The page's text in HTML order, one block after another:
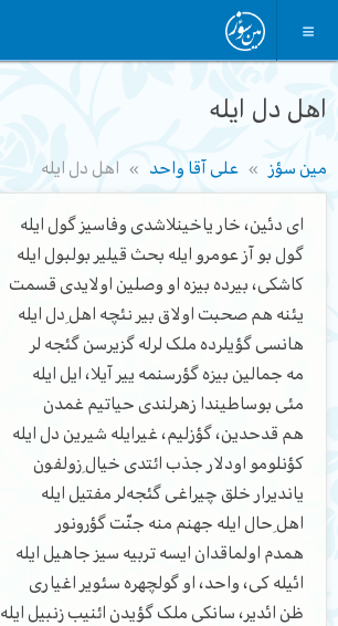
اهل دل ایله
مین سؤز علی آقا واحد اهل دل ایله
ای دئین، خار یاخینلاشدی وفاسیز گول ایله
گول بو آز عومرو ایله بحث قیلیر بولبول ایله
کاشکی، بیرده بیزه او وصلین اولایدی قسمت
یئنه هم صحبت اولاق بیر نئچه اهلِ دل ایله
هانسی گؤیلرده ملک لرله گزیرسن گئجه لر
مه جمالین بیزه گؤرسنمه ییر آیلا، ایل ایله
مئی بوساطیندا زهرلندی حیاتیم غمدن
هم قدحدین، گؤزلیم، غیرایله شیرین دل ایله
کؤنلومو اودلار جذب ائتدی خیالِ زولفون
یاندیرار خلق چیراغی گئجه‌لر مفتیل ایله
اهلِ حال ایله جهنم منه جنّت گؤرونور
همدم اولماقدان ایسه تربیه سیز جاهیل ایله
ائیله کی، واحد، او گولچهره سئویر اغیاری
ظن ائدیر، سانکی ملک گؤیدن ائنیب زنبیل ایله